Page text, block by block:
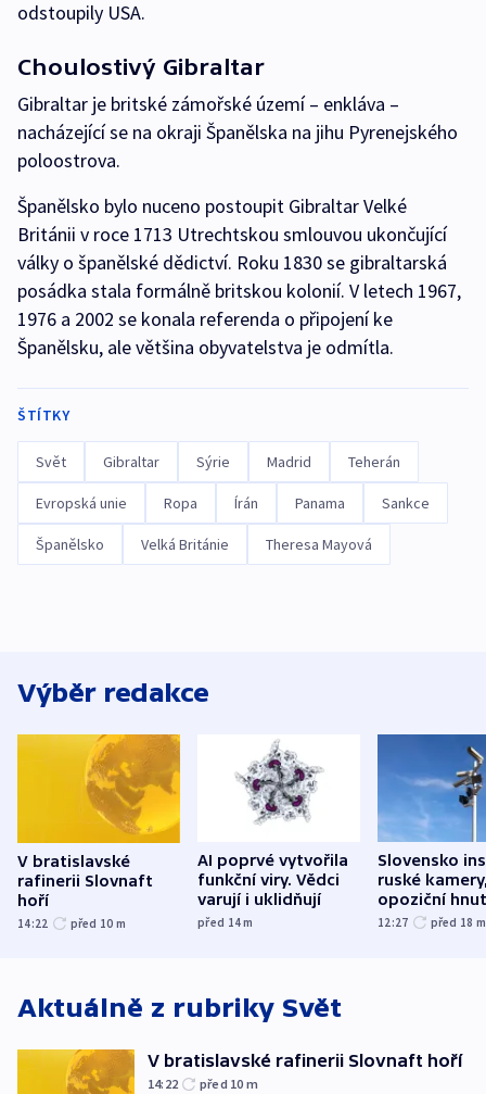
odstoupily USA.
Choulostivý Gibraltar
Gibraltar je britské zámořské území – enkláva –
nacházející se na okraji Španělska na jihu Pyrenejského
poloostrova.
Španělsko bylo nuceno postoupit Gibraltar Velké
Británii v roce 1713 Utrechtskou smlouvou ukončující
války o španělské dědictví. Roku 1830 se gibraltarská
posádka stala formálně britskou kolonií. V letech 1967,
1976 a 2002 se konala referenda o připojení ke
Španělsku, ale většina obyvatelstva je odmítla.
ŠTÍTKY
Svět Gibraltar Sýrie Madrid Teherán
Evropská unie Ropa Írán Panama Sankce
Španělsko Velká Británie Theresa Mayová
Výběr redakce
V bratislavské
rafinerii Slovnaft
hoří
14:22 před 10 m
AI poprvé vytvořila
funkční viry. Vědci
varují i uklidňují
před 14m
Slovensko
ruské
opoziční
12:27 před 18 m
Aktuálně z rubriky Svět
V bratislavské rafinerii Slovnaft hoří
14:22 před 10 m